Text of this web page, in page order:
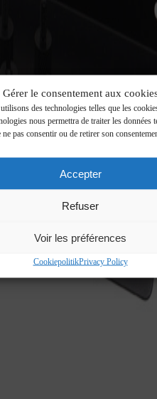
Gérer le consentement aux
des technologies telles que les
nous permettra de traiter les
pas consentir ou de retirer son
Accepter
Refuser
Voir les préférences
CookiepolitikPrivacy Policy